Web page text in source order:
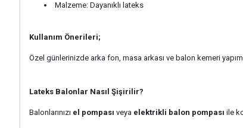
Malzeme: Dayanıklı lateks
Kullanım Önerileri;
Özel günlerinizde arka fon, masa arkası ve balon kemeri
Lateks Balonlar Nasıl Şişirilir?
Balonlarınızı el pompası veya elektrikli balon pompası ile